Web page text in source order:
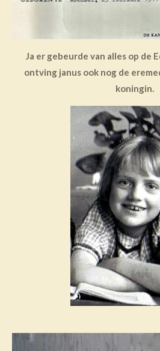
Ja er gebeurde van alles op de
ontving janus ook nog de
koningin.